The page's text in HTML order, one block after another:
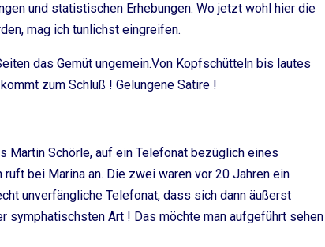
und statistischen Erhebungen. Wo jetzt wohl hier die
mag ich tunlichst eingreifen.
das Gemüt ungemein.Von Kopfschütteln bis lautes
zum Schluß ! Gelungene Satire !
Martin Schörle, auf ein Telefonat bezüglich eines
bei Marina an. Die zwei waren vor 20 Jahren ein
unverfängliche Telefonat, dass sich dann äußerst
symphatischsten Art ! Das möchte man aufgeführt sehen